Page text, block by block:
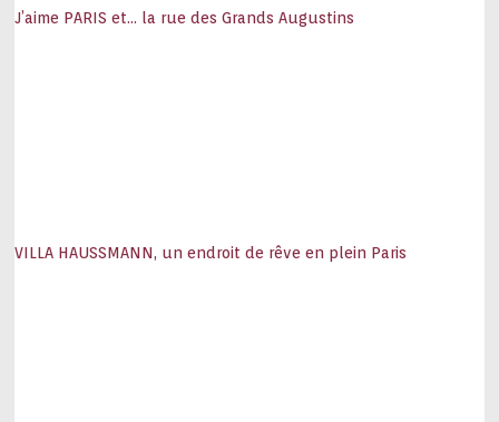
J’aime PARIS et… la rue des Grands Augustins
VILLA HAUSSMANN, un endroit de rêve en plein Paris